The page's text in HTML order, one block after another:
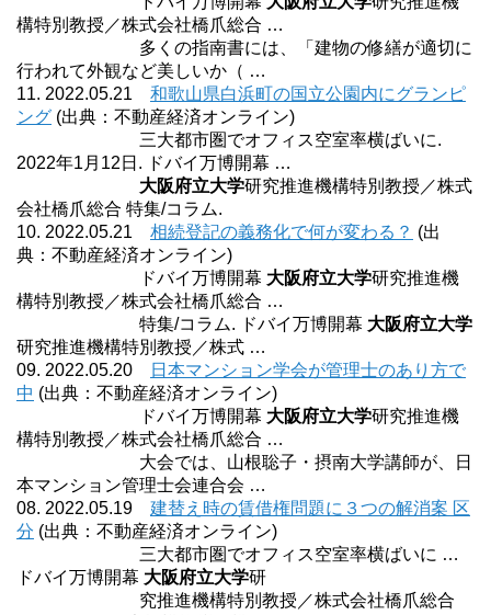
構特別教授／株式会社橋爪総合 …
多くの指南書には、「建物の修繕が適切に
行われて外観など美しいか（ …
11. 2022.05.21 和歌山県白浜町の国立公園内にグランピ
ング (出典：不動産経済オンライン)
三大都市圏でオフィス空室率横ばいに.
2022年1月12日. ドバイ万博開幕 …
大阪府立大学研究推進機構特別教授／株式
会社橋爪総合 特集/コラム.
10. 2022.05.21 相続登記の義務化で何が変わる？ (出
典：不動産経済オンライン)
ドバイ万博開幕 大阪府立大学研究推進機
構特別教授／株式会社橋爪総合 …
特集/コラム. ドバイ万博開幕 大阪府立大学
研究推進機構特別教授／株式 …
09. 2022.05.20
日本マンション学会が管理士のあり方で
中 (出典：不動産経済オンライン)
ドバイ万博開幕 大阪府立大学研究推進機
構特別教授／株式会社橋爪総合 …
大会では、山根聡子・摂南大学講師が、日
本マンション管理士会連合会 …
08. 2022.05.19 建替え時の賃借権問題に３つの解消案 区
分 (出典：不動産経済オンライン)
三大都市圏でオフィス空室率横ばいに …
ドバイ万博開幕 大阪府立大学研
究推進機構特別教授／株式会社橋爪総合